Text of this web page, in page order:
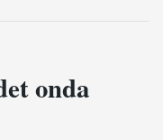
onda